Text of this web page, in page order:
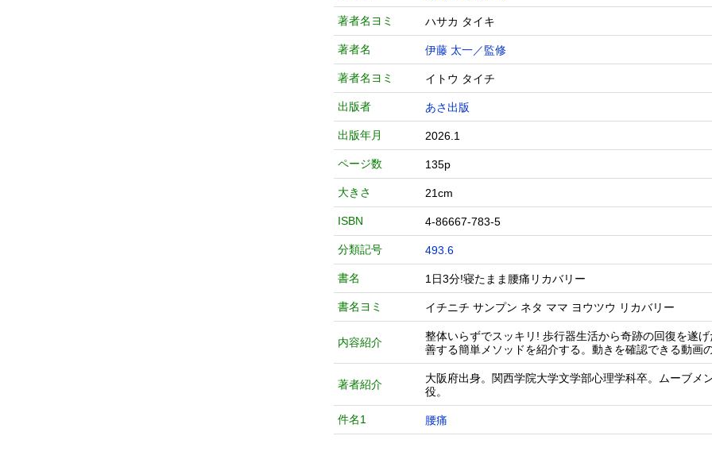
著者名ヨミ ハサカ タイキ
著者名 伊藤 太一／監修
著者名ヨミ イトウ タイチ
出版者 あさ出版
出版年月 2026.1
ページ数 135p
大きさ 21cm
ISBN 4-86667-783-5
分類記号 493.6
書名 1日3分!寝たまま腰痛リカバリー
書名ヨミ イチニチ サンプン ネタ ママ ヨウツウ リカバリー
内容紹介
整体いらずでスッキリ! 歩行器生活から奇跡の回復を遂
善する簡単メソッドを紹介する。動きを確認できる動画
著者紹介
大阪府出身。関西学院大学文学部心理学科卒。ムーブ
役。
件名1 腰痛